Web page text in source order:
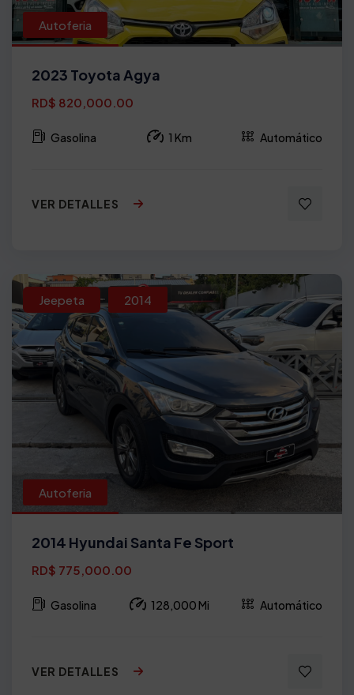
Autoferia
2023 Toyota Agya
RD$ 820,000.00
Gasolina 1 Km Automático
VER DETALLES
Jeepeta 2014
Autoferia
2014 Hyundai Santa Fe Sport
RD$ 775,000.00
Gasolina 128,000 Mi Automático
VER DETALLES